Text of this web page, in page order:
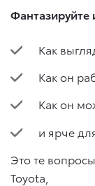
Фантазируйте
Как
Как он
Как он
и ярче
Это те
Toyota,